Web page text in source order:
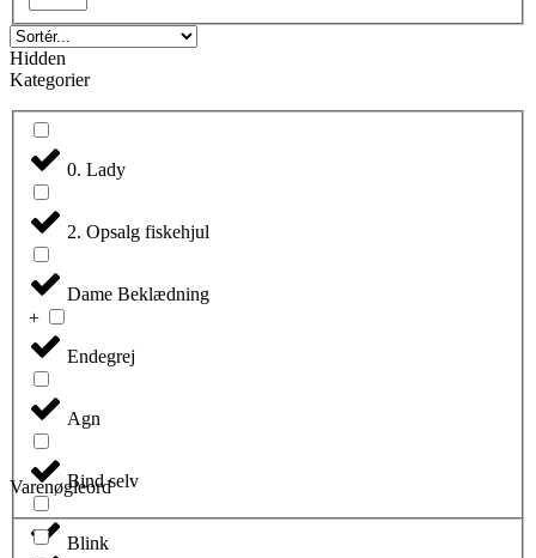
Hidden
Kategorier
0. Lady
2. Opsalg fiskehjul
Dame Beklædning
Endegrej
Agn
Bind selv
Blink
Varenøgleord